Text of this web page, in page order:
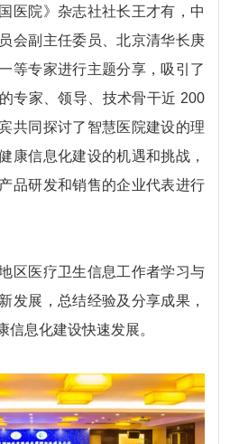
医院》杂志社社长王才有，中
会副主任委员、北京清华长庚
等专家进行主题分享，吸引了
专家、领导、技术骨干近 200
共同探讨了智慧医院建设的理
康信息化建设的机遇和挑战，
品研发和销售的企业代表进行
区医疗卫生信息工作者学习与
发展，总结经验及分享成果，
信息化建设快速发展。